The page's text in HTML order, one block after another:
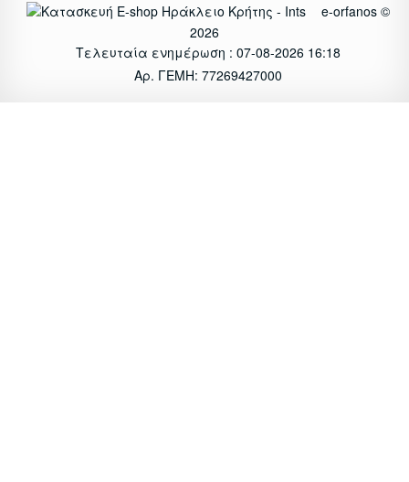
e-orfanos ©
2026
Τελευταία ενημέρωση : 07-08-2026 16:18
Αρ. ΓΕΜΗ: 77269427000